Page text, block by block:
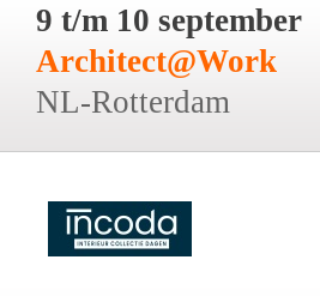
9 t/m 10 september
Architect@Work
NL-Rotterdam